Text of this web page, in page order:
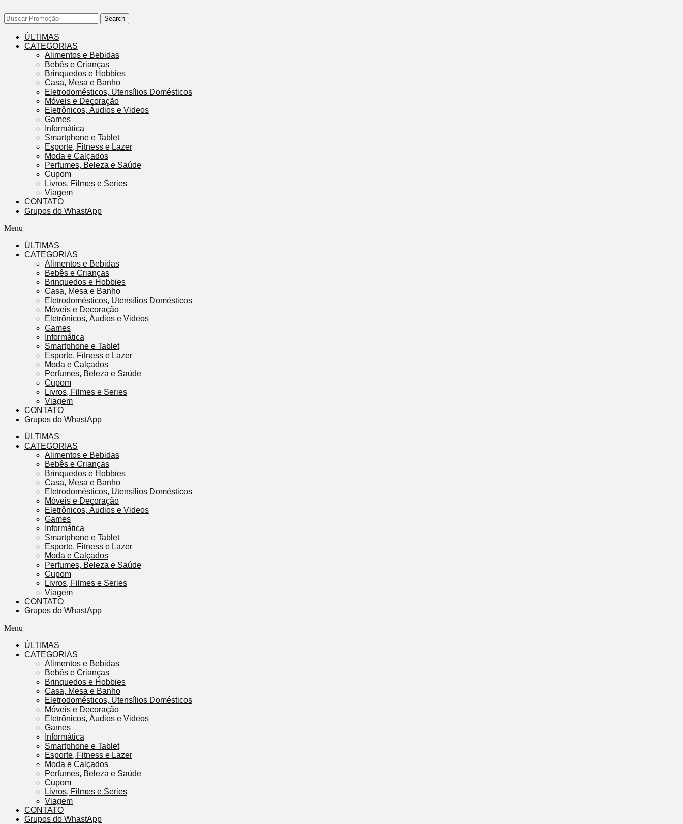
Search
ÚLTIMAS
CATEGORIAS
Alimentos e Bebidas
Bebês e Crianças
Brinquedos e Hobbies
Casa, Mesa e Banho
Eletrodomésticos, Utensílios Domésticos
Móveis e Decoração
Eletrônicos, Áudios e Videos
Games
Informática
Smartphone e Tablet
Esporte, Fitness e Lazer
Moda e Calçados
Perfumes, Beleza e Saúde
Cupom
Livros, Filmes e Series
Viagem
CONTATO
Grupos do WhastApp
Menu
ÚLTIMAS
CATEGORIAS
Alimentos e Bebidas
Bebês e Crianças
Brinquedos e Hobbies
Casa, Mesa e Banho
Eletrodomésticos, Utensílios Domésticos
Móveis e Decoração
Eletrônicos, Áudios e Videos
Games
Informática
Smartphone e Tablet
Esporte, Fitness e Lazer
Moda e Calçados
Perfumes, Beleza e Saúde
Cupom
Livros, Filmes e Series
Viagem
CONTATO
Grupos do WhastApp
ÚLTIMAS
CATEGORIAS
Alimentos e Bebidas
Bebês e Crianças
Brinquedos e Hobbies
Casa, Mesa e Banho
Eletrodomésticos, Utensílios Domésticos
Móveis e Decoração
Eletrônicos, Áudios e Videos
Games
Informática
Smartphone e Tablet
Esporte, Fitness e Lazer
Moda e Calçados
Perfumes, Beleza e Saúde
Cupom
Livros, Filmes e Series
Viagem
CONTATO
Grupos do WhastApp
Menu
ÚLTIMAS
CATEGORIAS
Alimentos e Bebidas
Bebês e Crianças
Brinquedos e Hobbies
Casa, Mesa e Banho
Eletrodomésticos, Utensílios Domésticos
Móveis e Decoração
Eletrônicos, Áudios e Videos
Games
Informática
Smartphone e Tablet
Esporte, Fitness e Lazer
Moda e Calçados
Perfumes, Beleza e Saúde
Cupom
Livros, Filmes e Series
Viagem
CONTATO
Grupos do WhastApp